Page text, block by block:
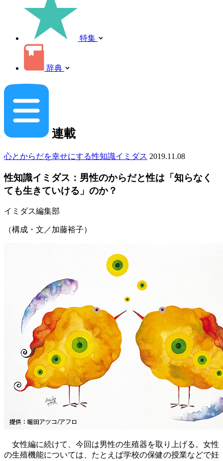
特集
辞典
連載
心とからだを幸せにする性知識イミダス 2019.11.08
性知識イミダス：男性のからだと性は「知らなく
ても生きていける」のか？
イミダス編集部
（構成・文／加藤裕子）
女性編に続けて、今回は男性の生殖器を取り上げる。女性
の生殖機能については、たとえば学校の保健の授業などで妊